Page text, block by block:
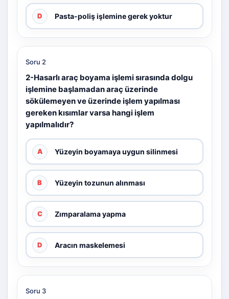
D Pasta-poliş işlemine gerek yoktur
Soru 2
2-Hasarlı araç boyama işlemi sırasında dolgu
işlemine başlamadan araç üzerinde
sökülemeyen ve üzerinde işlem yapılması
gereken kısımlar varsa hangi işlem
yapılmalıdır?
A Yüzeyin boyamaya uygun silinmesi
B Yüzeyin tozunun alınması
C Zımparalama yapma
D Aracın maskelemesi
Soru 3